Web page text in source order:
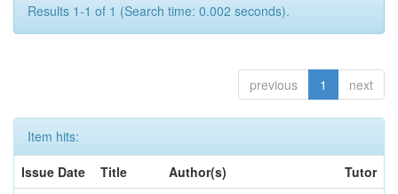
Results 1-1 of 1 (Search time: 0.002 seconds).
previous 1 next
Item hits:
Issue Date
Title Author(s)
Tutor